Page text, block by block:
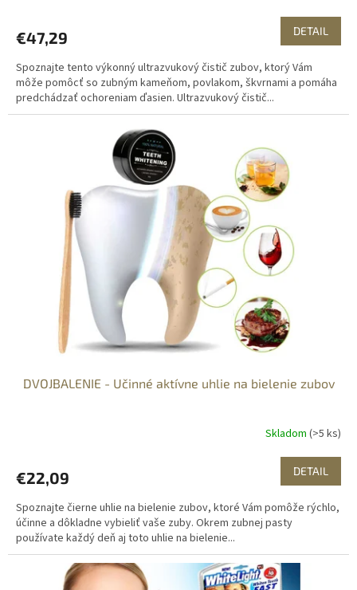
R
M
O
€47,29 DETAIL
Spoznajte tento výkonný ultrazvukový čistič zubov, ktorý Vám
môže pomôcť so zubným kameňom, povlakom, škvrnami a pomáha
predchádzať ochoreniam ďasien. Ultrazvukový čistič...
DVOJBALENIE - Učinné aktívne uhlie na bielenie zubov
Skladom (>5 ks)
€22,09 DETAIL
Spoznajte čierne uhlie na bielenie zubov, ktoré Vám pomôže rýchlo,
účinne a dôkladne vybieliť vaše zuby. Okrem zubnej pasty
používate každý deň aj toto uhlie na bielenie...